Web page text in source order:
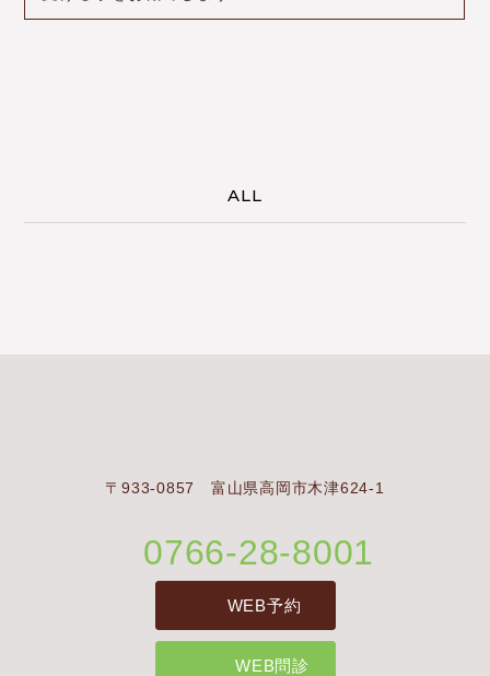
ALL
〒933-0857 富山県高岡市木津624-1
0766-28-8001
WEB予約
WEB問診